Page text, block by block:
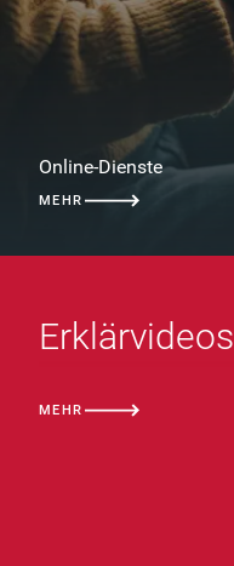
Online-Dienste
MEHR
Erklärvideos
MEHR